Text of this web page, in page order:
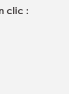
clic :